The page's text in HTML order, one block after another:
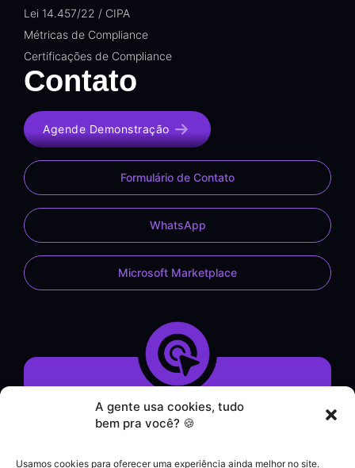
A gente usa cookies, tudo
bem pra você? 🍪
Usamos cookies para oferecer uma experiência ainda melhor no site.
Lei 14.457/22 / CIPA
Métricas de Compliance
Certificações de Compliance
Contato
Agende Demonstração
Formulário de Contato
WhatsApp
Microsoft Marketplace
Demonstração do Sistema
Formulário de Contato